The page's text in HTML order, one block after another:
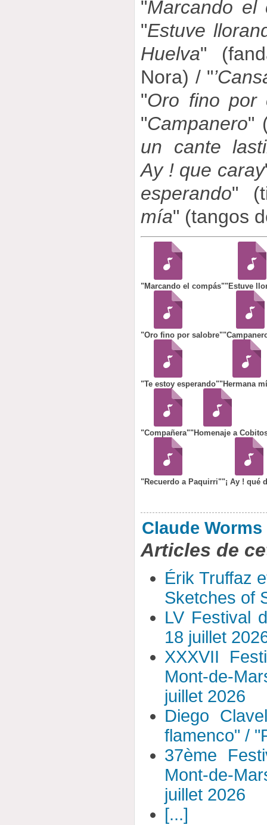
"Marcando el
"Estuve
Huelva"
Nora) / "
"Oro fino por
"Campanero"
un cante
Ay ! que caray
esperando"
mía" (tangos
"Marcando el compás""Estuve
"Oro fino por salobre"
"Te estoy esperando""Hermana
"Compañera""Homenaje a
"Recuerdo a Paquirri""¡ Ay ! qué
Claude Worms
Articles de
Érik Truffaz
Sketches of
LV Festival
18 juillet
XXXVII
Mont-de-
juillet 2026
Diego
flamenco" /
37ème
Mont-de-
juillet 2026
[...]